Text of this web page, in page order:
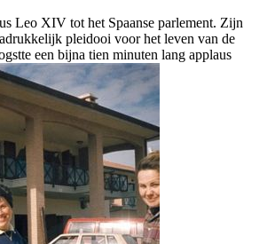
Leo XIV tot het Spaanse parlement. Zijn
pleidooi voor het leven van de
een bijna tien minuten lang applaus